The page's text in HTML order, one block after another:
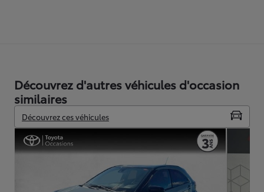
Découvrez d'autres véhicules d'occasion
similaires
Découvrez ces véhicules